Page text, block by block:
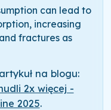
can lead to
increasing
fractures as
na blogu:
2x więcej -
2025.